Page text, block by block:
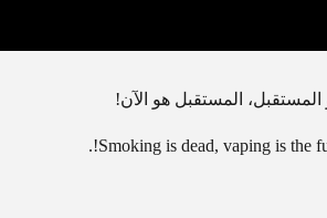
المستقبل، المستقبل هو الآن!
Smoking is dead, vaping is the